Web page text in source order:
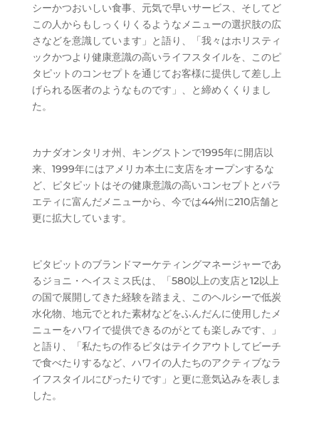
シーかつおいしい食事、元気で早いサービス、そしてど
この人からもしっくりくるようなメニューの選択肢の広
さなどを意識しています」と語り、「我々はホリスティ
ックかつより健康意識の高いライフスタイルを、このピ
タピットのコンセプトを通じてお客様に提供して差し上
げられる医者のようなものです」、と締めくくりまし
た。
カナダオンタリオ州、キングストンで1995年に開店以
来、1999年にはアメリカ本土に支店をオープンするな
ど、ピタピットはその健康意識の高いコンセプトとバラ
エティに富んだメニューから、今では44州に210店舗と
更に拡大しています。
ピタピットのブランドマーケティングマネージャーであ
るジョニ・ヘイスミス氏は、「580以上の支店と12以上
の国で展開してきた経験を踏まえ、このヘルシーで低炭
水化物、地元でとれた素材などをふんだんに使用したメ
ニューをハワイで提供できるのがとても楽しみです、」
と語り、「私たちの作るピタはテイクアウトしてビーチ
で食べたりするなど、ハワイの人たちのアクティブなラ
イフスタイルにぴったりです」と更に意気込みを表しま
した。